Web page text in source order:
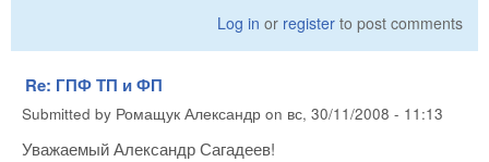
Log in or register to post comments
Re: ГПФ ТП и ФП
Submitted by Ромащук Александр on вс, 30/11/2008 - 11:13
Уважаемый Александр Сагадеев!